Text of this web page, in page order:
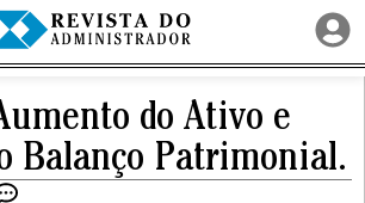
do Ativo e
Balanço Patrimonial.